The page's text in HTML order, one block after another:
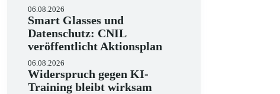
06.08.2026
Smart Glasses und
Datenschutz: CNIL
veröffentlicht Aktionsplan
06.08.2026
Widerspruch gegen KI-
Training bleibt wirksam